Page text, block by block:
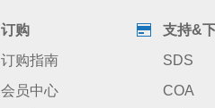
订购
订购指南
会员中心
支持&
SDS
COA